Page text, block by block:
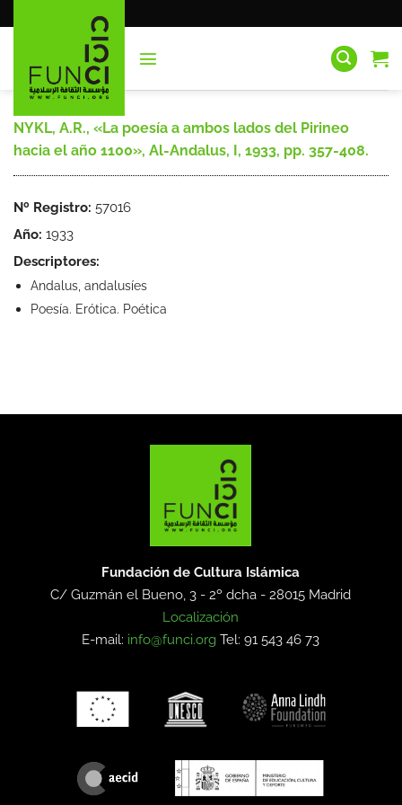
al
NYKL, A.R., «La poesía a ambos lados del Pirineo
hacia el año 1100», Al-Andalus, I, 1933, pp. 357-408.
Nº Registro: 57016
Año: 1933
Descriptores:
Andalus, andalusíes
Poesía. Erótica. Poética
Fundación de Cultura Islámica
C/ Guzmán el Bueno, 3 - 2º dcha -28015 Madrid
Localización
E-mail: info@funci.org Tel: 91 543 46 73